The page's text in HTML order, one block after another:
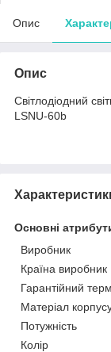
Опис
Опис
Світлодіодний
LSNU-60b
Основні
Виробник
Країна виробник
Гарантійний
Матеріал
Потужність
Колір